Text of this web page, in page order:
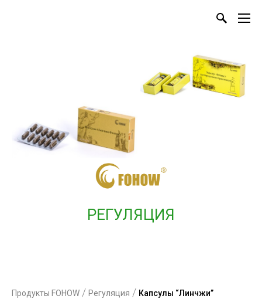
РЕГУЛЯЦИЯ
Продукты FOHOW / Регуляция / Капсулы “Линчжи”